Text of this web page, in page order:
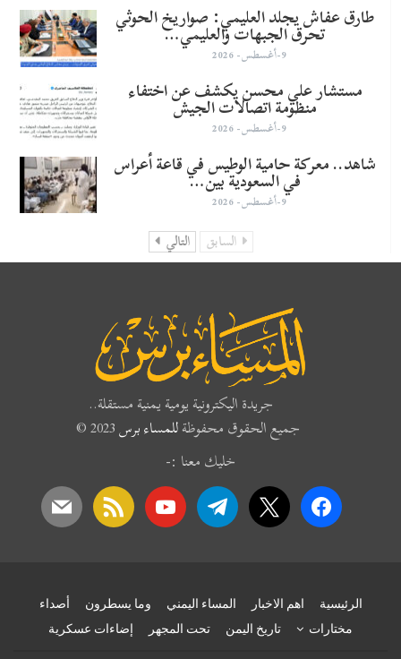
طارق عفاش يجلد العليمي: صواريخ الحوثي
تحرق الجبهات والعليمي…
9-أغسطس- 2026
مستشار علي محسن يكشف عن اختفاء
منظومة اتصالات الجيش
9-أغسطس- 2026
شاهد.. معركة حامية الوطيس في قاعة أعراس
في السعودية بين…
9-أغسطس- 2026
السابق التالي
جريدة اليكترونية يومية يمنية مستقلة..
جميع الحقوق محفوظةللمساء برس
خليك معنا :-
facebook
x
telegram
youtube
rss
mail
الرئيسية اهم الاخبار المساء اليمني وما يسطرون
أصداء
مختارات
تاريخ اليمن تحت المجهر إضاءات عسكرية